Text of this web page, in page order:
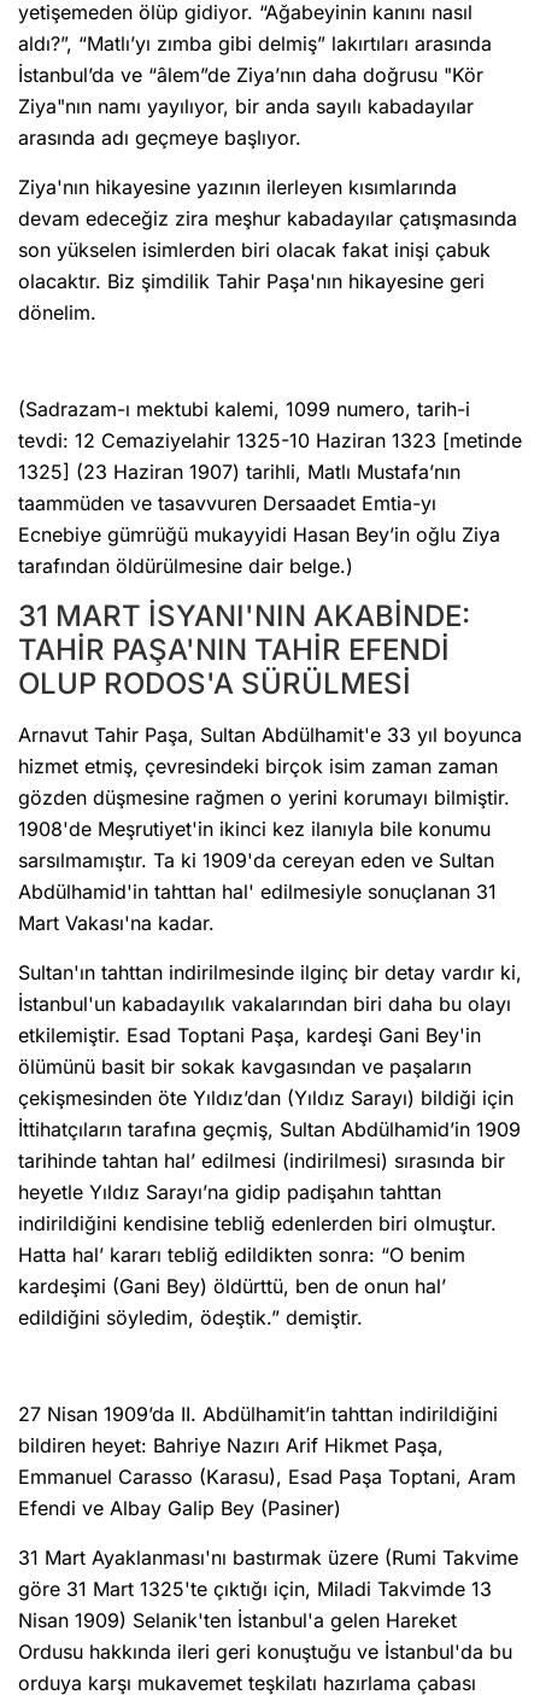
yetişemeden ölüp gidiyor. “Ağabeyinin kanını nasıl
aldı?”, “Matlı’yı zımba gibi delmiş” lakırtıları arasında
İstanbul’da ve “âlem”de Ziya’nın daha doğrusu "Kör
Ziya"nın namı yayılıyor, bir anda sayılı kabadayılar
arasında adı geçmeye başlıyor.
Ziya'nın hikayesine yazının ilerleyen kısımlarında
devam edeceğiz zira meşhur kabadayılar çatışmasında
son yükselen isimlerden biri olacak fakat inişi çabuk
olacaktır. Biz şimdilik Tahir Paşa'nın hikayesine geri
dönelim.
(Sadrazam-ı mektubi kalemi, 1099 numero, tarih-i
tevdi: 12 Cemaziyelahir 1325-10 Haziran 1323 [metinde
1325] (23 Haziran 1907) tarihli, Matlı Mustafa’nın
taammüden ve tasavvuren Dersaadet Emtia-yı
Ecnebiye gümrüğü mukayyidi Hasan Bey’in oğlu Ziya
tarafından öldürülmesine dair belge.)
31 MART İSYANI'NIN AKABİNDE:
TAHİR PAŞA'NIN TAHİR EFENDİ
OLUP RODOS'A SÜRÜLMESİ
Arnavut Tahir Paşa, Sultan Abdülhamit'e 33 yıl boyunca
hizmet etmiş, çevresindeki birçok isim zaman zaman
gözden düşmesine rağmen o yerini korumayı bilmiştir.
1908'de Meşrutiyet'in ikinci kez ilanıyla bile konumu
sarsılmamıştır. Ta ki 1909'da cereyan eden ve Sultan
Abdülhamid'in tahttan hal' edilmesiyle sonuçlanan 31
Mart Vakası'na kadar.
Sultan'ın tahttan indirilmesinde ilginç bir detay vardır ki,
İstanbul'un kabadayılık vakalarından biri daha bu olayı
etkilemiştir. Esad Toptani Paşa, kardeşi Gani Bey'in
ölümünü basit bir sokak kavgasından ve paşaların
çekişmesinden öte Yıldız’dan (Yıldız Sarayı) bildiği için
İttihatçıların tarafına geçmiş, Sultan Abdülhamid’in 1909
tarihinde tahtan hal’ edilmesi (indirilmesi) sırasında bir
heyetle Yıldız Sarayı’na gidip padişahın tahttan
indirildiğini kendisine tebliğ edenlerden biri olmuştur.
Hatta hal’ kararı tebliğ edildikten sonra: “O benim
kardeşimi (Gani Bey) öldürttü, ben de onun hal’
edildiğini söyledim, ödeştik.” demiştir.
27 Nisan 1909’da II. Abdülhamit’in tahttan indirildiğini
bildiren heyet: Bahriye Nazırı Arif Hikmet Paşa,
Emmanuel Carasso (Karasu), Esad Paşa Toptani, Aram
Efendi ve Albay Galip Bey (Pasiner)
31 Mart Ayaklanması'nı bastırmak üzere (Rumi Takvime
göre 31 Mart 1325'te çıktığı için, Miladi Takvimde 13
Nisan 1909) Selanik'ten İstanbul'a gelen Hareket
Ordusu hakkında ileri geri konuştuğu ve İstanbul'da bu
orduya karşı mukavemet teşkilatı hazırlama çabası